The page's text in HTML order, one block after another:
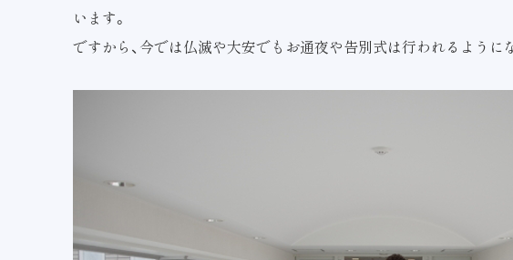
います。
ですから、今では仏滅や大安でもお通夜や告別式は行われるよう